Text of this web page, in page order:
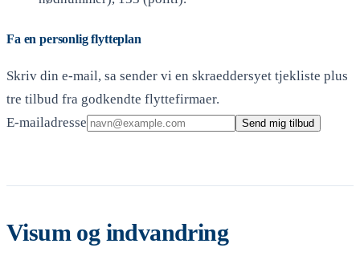
Fa en personlig flytteplan
Skriv din e-mail, sa sender vi en skraeddersyet tjekliste plus
tre tilbud fra godkendte flyttefirmaer.
E-mailadresse
Send mig tilbud
Visum og indvandring